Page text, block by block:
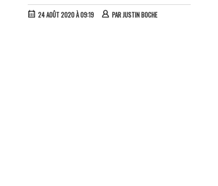
24 AOÛT 2020 À 09:19 PARJUSTIN BOCHE